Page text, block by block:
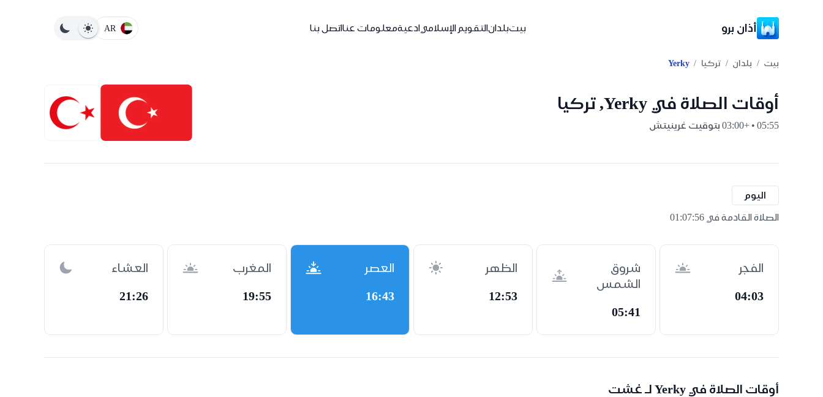
أذان برو بيتبلدانالتقويم الإسلاميادعيةمعلومات عنااتصل بنا AR
بيت / بلدان / تركيا /
Yerky
أوقات الصلاة في Yerky, تركيا
05:55 • +03:00 بتوقيت غرينيتش
اليوم
الصلاة القادمة في 01:07:55
الفجر
04:03
شروق
الشمس
05:41
الظهر
12:53
العصر
16:43
المغرب
19:55
العشاء
21:26
أوقات الصلاة في Yerky لـ غشت